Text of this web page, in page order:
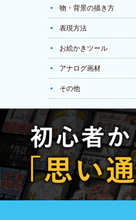
物・背景の描き方
表現方法
お絵かきツール
アナログ画材
その他